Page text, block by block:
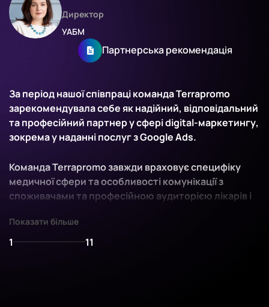
Директор
УАБМ
Партнерська рекомендація
За період нашої співпраці команда Terrapromo
зарекомендувала себе як надійний, відповідальний
та професійний партнер у сфері digital-маркетингу,
зокрема у наданні послуг з Google Ads.
Команда Terrapromo завжди враховує специфіку
медичної сфери та особливості комунікації з
споживачами та професійною аудиторією лікарів і
контекстної реклами Google Ads.
Показати більше
1 11